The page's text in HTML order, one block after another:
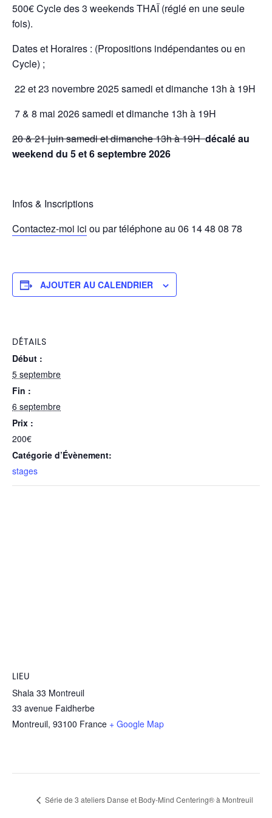
500€ Cycle des 3 weekends THAÏ (réglé en une seule
fois).
Dates et Horaires : (Propositions indépendantes ou en
Cycle) ;
22 et 23 novembre 2025 samedi et dimanche 13h à 19H
7 & 8 mai 2026 samedi et dimanche 13h à 19H
20 & 21 juin samedi et dimanche 13h à 19Hdécalé au
weekend du 5 et 6 septembre 2026
Infos & Inscriptions
Contactez-moi ici ou par téléphone au 06 14 48 08 78
AJOUTER AU CALENDRIER
DÉTAILS
Début :
5 septembre
Fin :
6 septembre
Prix :
200€
Catégorie d’Évènement:
stages
LIEU
Shala 33 Montreuil
33 avenue Faidherbe
Montreuil, 93100 France + Google Map
Série de 3 ateliers Danse et Body-Mind Centering® à Montreuil